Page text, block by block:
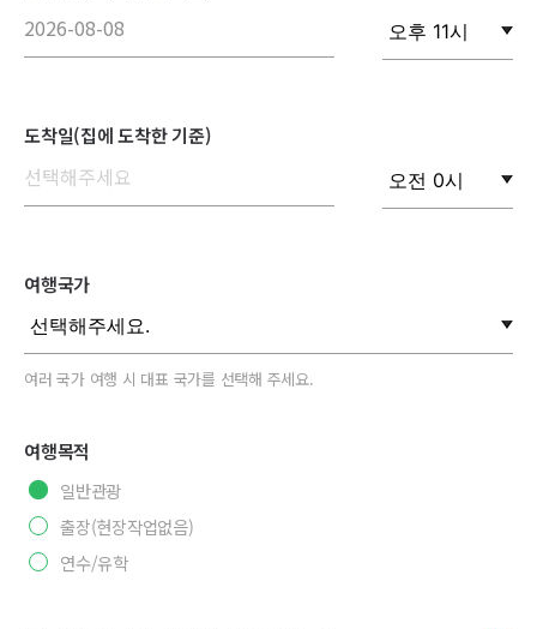
도착일(집에 도착한 기준)
여행국가
여러 국가 여행 시 대표 국가를 선택해 주세요.
여행목적
일반관광
출장(현장작업없음)
연수/유학